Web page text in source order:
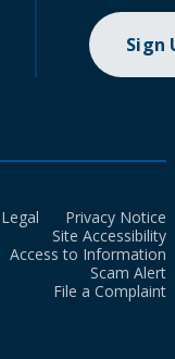
Sign
Legal
Privacy Notice
Site Accessibility
Access to Information
Scam Alert
File a Complaint